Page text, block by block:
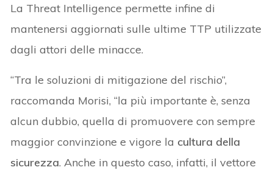
La Threat Intelligence permette infine di
mantenersi aggiornati sulle ultime TTP utilizzate
dagli attori delle minacce.
“Tra le soluzioni di mitigazione del rischio”,
raccomanda Morisi, “la più importante è, senza
alcun dubbio, quella di promuovere con sempre
maggior convinzione e vigore la cultura della
sicurezza. Anche in questo caso, infatti, il vettore